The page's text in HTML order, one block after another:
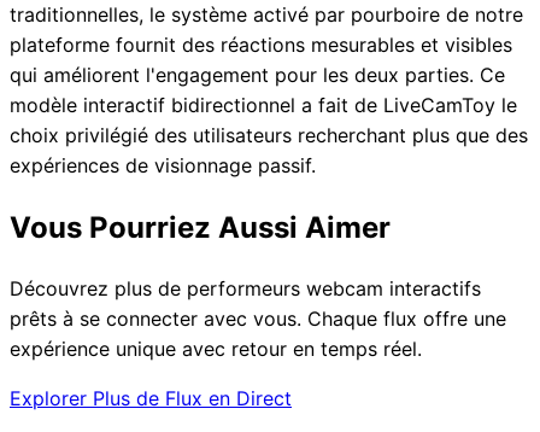
traditionnelles, le système activé par pourboire de notre
plateforme fournit des réactions mesurables et visibles
qui améliorent l'engagement pour les deux parties. Ce
modèle interactif bidirectionnel a fait de LiveCamToy le
choix privilégié des utilisateurs recherchant plus que des
expériences de visionnage passif.
Vous Pourriez Aussi Aimer
Découvrez plus de performeurs webcam interactifs
prêts à se connecter avec vous. Chaque flux offre une
expérience unique avec retour en temps réel.
Explorer Plus de Flux en Direct